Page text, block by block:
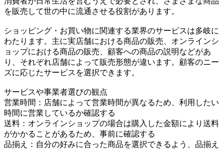
を販売して世の中に流通させる役割があります。
ショッピング・お買い物に関連する業界のサービスは多岐に
わたります。主に実店舗における商品の販売、オンラインシ
ョップにおける商品の販売、顧客への商品の説明などがあ
り、それぞれ店舗によって販売形態が違います。顧客のニー
ズに応じたサービスを選択できます。
サービスや事業者選びの観点
営業時間：店舗によって営業時間が異なるため、利用したい
時間に営業しているか確認する
送料：オンラインショップの場合は購入した金額により送料
がかかることがあるため、事前に確認する
品揃え：自分の好みに合った商品を選択できるよう、品揃え